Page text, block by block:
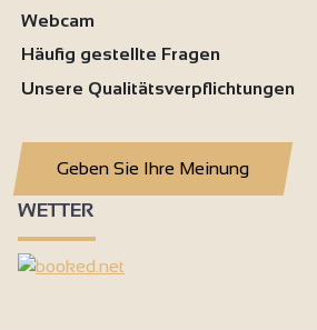
Webcam
Häufig gestellte Fragen
Unsere Qualitätsverpflichtungen
Geben Sie Ihre Meinung
WETTER